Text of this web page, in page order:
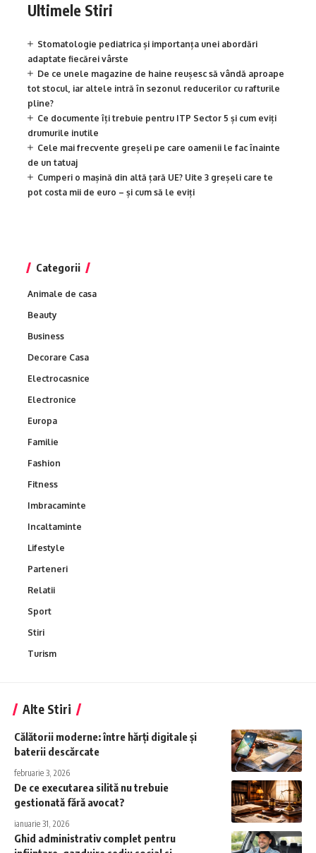
Ultimele Stiri
Stomatologie pediatrica și importanța unei abordări
adaptate fiecărei vârste
De ce unele magazine de haine reușesc să vândă aproape
tot stocul, iar altele intră în sezonul reducerilor cu rafturile
pline?
Ce documente îți trebuie pentru ITP Sector 5 și cum eviți
drumurile inutile
Cele mai frecvente greșeli pe care oamenii le fac înainte
de un tatuaj
Cumperi o mașină din altă țară UE? Uite 3 greșeli care te
pot costa mii de euro – și cum să le eviți
Categorii
Animale de casa
Beauty
Business
Decorare Casa
Electrocasnice
Electronice
Europa
Familie
Fashion
Fitness
Imbracaminte
Incaltaminte
Lifestyle
Parteneri
Relatii
Sport
Stiri
Turism
Alte Stiri
Călătorii moderne: între hărți digitale și
baterii descărcate
februarie 3, 2026
De ce executarea silită nu trebuie
gestionată fără avocat?
ianuarie 31, 2026
Ghid administrativ complet pentru